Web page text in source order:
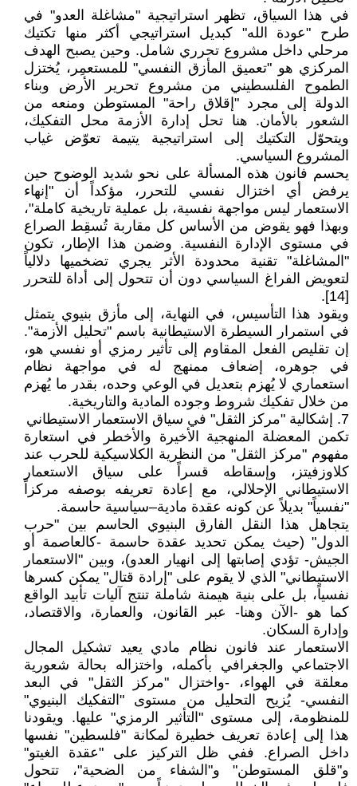
في هذا السياق، تظهر استراتيجية "مشاغلة العدو" في
طرح "عودة الله" كبديل استراتيجي أكثر منها تكتيك
مرحلي داخل مشروع تحرري شامل. وحين يصبح الهدف
المركزي هو "تعميق المأزق النفسي" للمستعمِر، يُختزل
الطموح الفلسطيني من مشروع تحرير الأرض وبناء
الدولة إلى مجرد "إقلاق راحة" المستوطن ومنعه من
الشعور بالأمان. هنا تحل إدارة الأزمة محل التفكيك،
ويتحوّل التكتيك إلى استراتيجية يتيمة تعوّض غياب
المشروع السياسي.
يحسم فانون هذه المسألة على نحو شديد الوضوح حين
يرفض أي اختزال نفسي للتحرر، مؤكداً أن "إنهاء
الاستعمار ليس مواجهة نفسية، بل عملية تاريخية كاملة"،
وبهذا فهو يقوض من الأساس كل مقاربة تُسقِط الصراع
في مستوى الإدارة النفسية. وضمن هذا الإطار، تكون
"المشاغلة" تقنية محدودة الأثر يجري تضخميها دلالياً
لتعويض الفراغ السياسي دون أن تتحول إلى أداة للتحرر
[14].
ويقود هذا التأسيس، في النهاية، إلى مأزق بنيوي يتمثل
في استمرار السيطرة الاستيطانية باسم "تحليل الأزمة".
إن تقليص الفعل المقاوم إلى تأثير رمزي أو نفسي هو،
في جوهره، إضعاف ممنهج له في مواجهة نظام
استعماري لا يُهزم بتعديل في الوعي وحده، بقدر ما يُهزم
من خلال تفكيك شروط وجوده المادية والتاريخية.
7. إشكالية "مركز الثقل" في سياق الاستعمار الاستيطاني
تكمن المعضلة المنهجية الأخيرة والأخطر في استعارة
مفهوم "مركز الثقل" من النظرية الكلاسيكية للحرب عند
كلاوزفيتز، وإسقاطه قسراً على سياق الاستعمار
الاستيطاني الإحلالي، مع إعادة تعريفه بوصفه مركزاً
"نفسياً" بديلاً عن كونه عقدة مادية–سياسية حاسمة.
يتجاهل هذا النقل الفارق البنيوي الحاسم بين "حرب
الدول" (حيث يمكن تحديد عقدة حاسمة -كالعاصمة أو
الجيش- تؤدي إصابتها إلى انهيار العدو)، وبين "الاستعمار
الاستيطاني" الذي لا يقوم على "إرادة قتال" يمكن كسرها
نفسياً، بل على بنية هيمنة شاملة تنتج آليات تأبيد الواقع
كما هو -الآن وهنا- عبر القانون، والعمارة، والاقتصاد،
وإدارة السكان.
الاستعمار عند فانون نظام مادي يعيد تشكيل المجال
الاجتماعي والجغرافي بأكمله، واختزاله بحالة شعورية
معلقة في الهواء، -واختزال "مركز الثقل" في البعد
النفسي- يُزيح التحليل من مستوى "التفكيك البنيوي"
للمنظومة، إلى مستوى "التأثير الرمزي" عليها. ويقودنا
هذا إلى إعادة تعريف خطيرة لمكانة "فلسطين" نفسها
داخل الصراع. ففي ظل التركيز على "عقدة الغيتو"
و"قلق المستوطن" و"الشفاء من الضحية"، تتحول